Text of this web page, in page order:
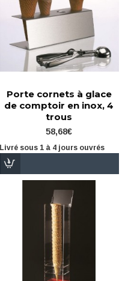
Porte cornets à glace
de comptoir en inox, 4
trous
58,68€
Livré sous 1 à 4 jours ouvrés